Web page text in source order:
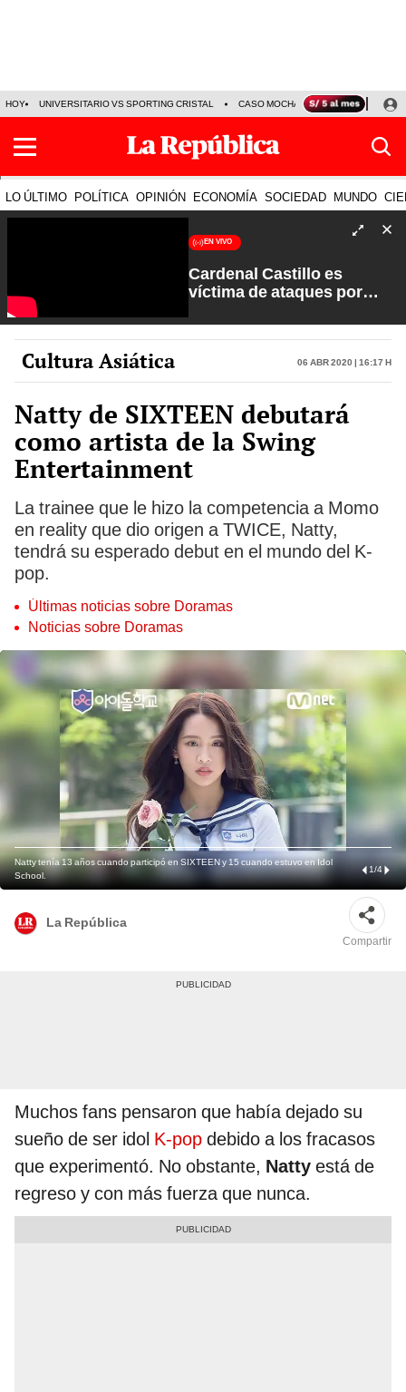
HOY UNIVERSITARIO VS SPORTING CRISTAL CASO MOCHASUELDOS
LO ÚLTIMO POLÍTICA OPINIÓN ECONOMÍA SOCIEDAD MUNDO
EN VIVO
Cardenal Castillo es
víctima de ataques por
Verdad a Fondo con Pedro
Salinas
Cultura Asiática 06 Abr 2020 | 16:17 h
Natty de SIXTEEN debutará
como artista de la Swing
Entertainment
La trainee que le hizo la competencia a Momo
en reality que dio origen a TWICE, Natty,
tendrá su esperado debut en el mundo del K-
pop.
Últimas noticias sobre Doramas
Noticias sobre Doramas
Natty tenía 13 años cuando participó en SIXTEEN y 15 cuando estuvo en Idol
School.
1/4
La República
Compartir
Muchos fans pensaron que había dejado su
sueño de ser idol K-pop debido a los fracasos
que experimentó. No obstante, Natty está de
regreso y con más fuerza que nunca.